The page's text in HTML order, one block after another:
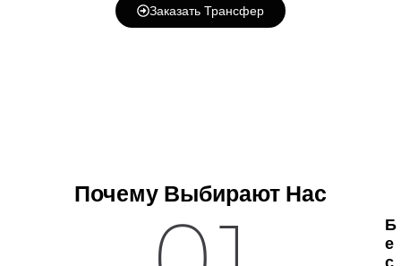
Заказать Трансфер
Почему Выбирают Нас
Б
Е